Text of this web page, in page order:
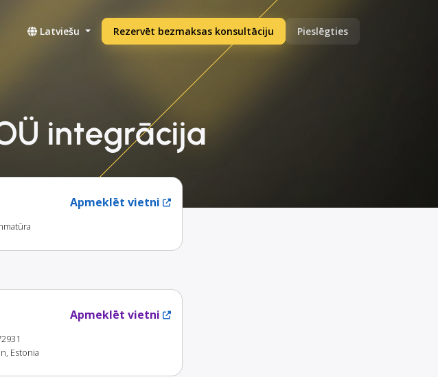
Latviešu Rezervēt bezmaksas konsultāciju Pieslēgties
integrācija
Apmeklēt vietni
Apmeklēt vietni
Estonia